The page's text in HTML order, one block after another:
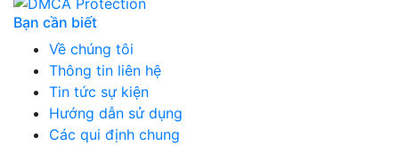
Bạn cần biết
Về chúng tôi
Thông tin liên hệ
Tin tức sự kiện
Hướng dẫn sử dụng
Các qui định chung